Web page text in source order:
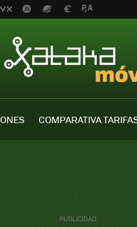
COMPARATIVA